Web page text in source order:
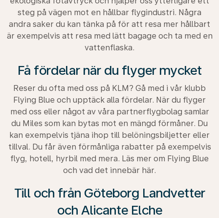
steg på vägen mot en hållbar flygindustri. Några
andra saker du kan tänka på för att resa mer hållbart
är exempelvis att resa med lätt bagage och ta med en
vattenflaska.
Få fördelar när du flyger mycket
Reser du ofta med oss på KLM? Gå med i vår klubb
Flying Blue och upptäck alla fördelar. När du flyger
med oss eller något av våra partnerflygbolag samlar
du Miles som kan bytas mot en mängd förmåner. Du
kan exempelvis tjäna ihop till belöningsbiljetter eller
tillval. Du får även förmånliga rabatter på exempelvis
flyg, hotell, hyrbil med mera. Läs mer om Flying Blue
och vad det innebär här.
Till och från Göteborg Landvetter
och Alicante Elche